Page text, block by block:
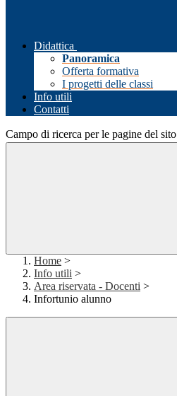
Didattica
Panoramica
Offerta formativa
I progetti delle classi
Info utili
Contatti
Campo di ricerca per le pagine del sito
Home >
Info utili >
Area riservata - Docenti >
Infortunio alunno